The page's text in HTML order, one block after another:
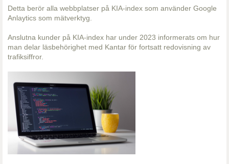
Detta berör alla webbplatser på KIA-index som använder Google
Anlaytics som mätverktyg.
Anslutna kunder på KIA-index har under 2023 informerats om hur
man delar läsbehörighet med Kantar för fortsatt redovisning av
trafiksiffror.